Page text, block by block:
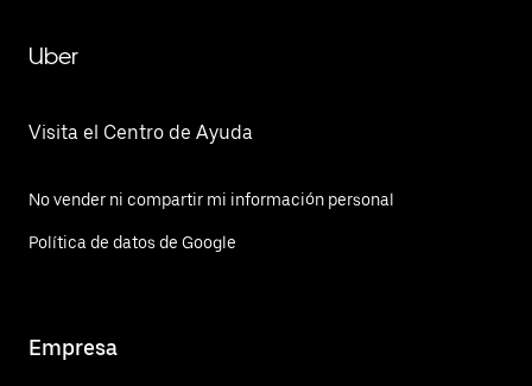
Uber
Visita el Centro de Ayuda
No vender ni compartir mi información personal
Política de datos de Google
Empresa